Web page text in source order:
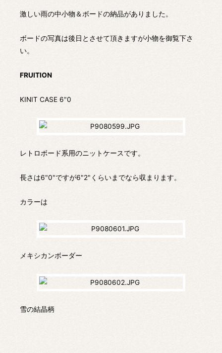
激しい雨の中小物＆ボードの納品がありました。
ボードの写真は後日とさせて頂きますが小物を御覧下さ
い。
FRUITION
KINIT CASE 6"0
レトロボード系用のニットケースです。
長さは6"0"ですが6"2"くらいまでなら収まります。
カラーは
メキシカンボーダー
雪の結晶柄